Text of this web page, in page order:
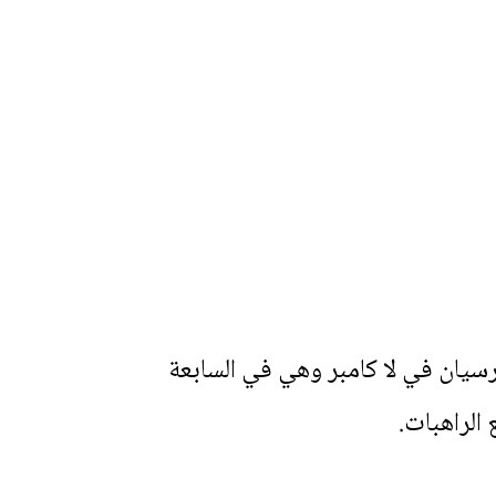
في لا كامبر وهي في السابعة